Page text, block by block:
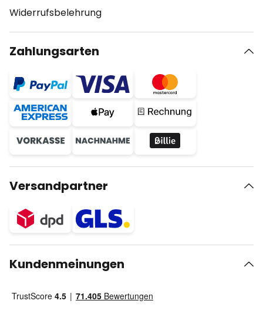
Widerrufsbelehrung
Zahlungsarten
Versandpartner
Kundenmeinungen